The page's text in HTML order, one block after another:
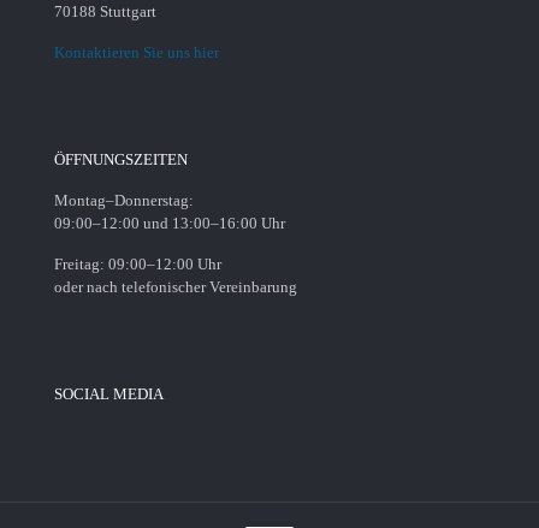
70188 Stuttgart
Kontaktieren Sie uns hier
ÖFFNUNGSZEITEN
Montag–Donnerstag:
09:00–12:00 und 13:00–16:00 Uhr
Freitag: 09:00–12:00 Uhr
oder nach telefonischer Vereinbarung
SOCIAL MEDIA